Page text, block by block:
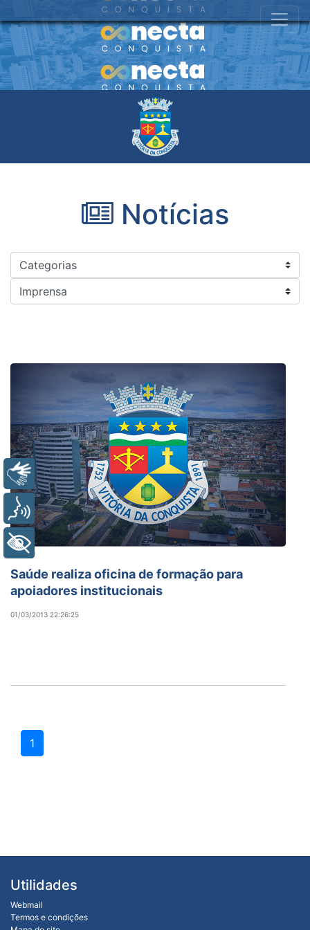
Notícias
Saúde
Saúde realiza oficina de formação para
apoiadores institucionais
01/03/2013 22:26:25
1
Utilidades
Webmail
Termos e condições
Libras
Voz
+ Acessibilidade